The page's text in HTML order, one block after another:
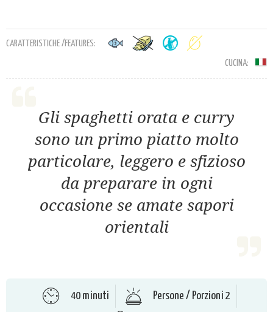
CARATTERISTICHE /FEATURES:
CUCINA:
Gli spaghetti orata e curry
sono un primo piatto molto
particolare, leggero e sfizioso
da preparare in ogni
occasione se amate sapori
orientali
40 minuti
Persone / Porzioni 2